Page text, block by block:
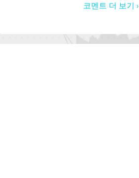
코멘트 더 보기 ›